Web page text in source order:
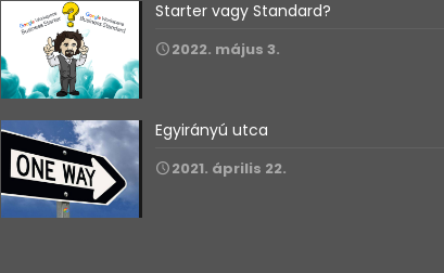
Starter vagy Standard?
2022. május 3.
Egyirányú utca
2021. április 22.